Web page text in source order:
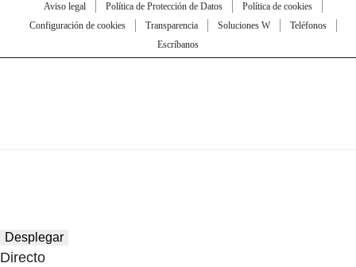
Aviso legal Política de Protección de Datos
Política de cookies
Configuración de cookies
Transparencia Soluciones W
Teléfonos
Escríbanos
Desplegar
Directo